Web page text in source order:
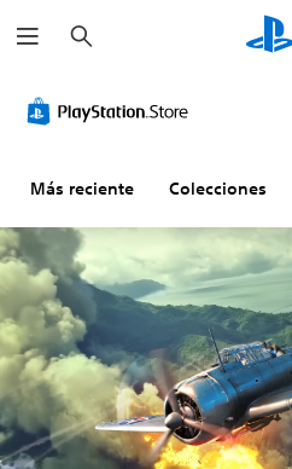
u
s
r
Más reciente Colecciones